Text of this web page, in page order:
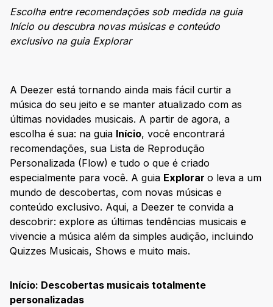
Escolha entre recomendações sob medida na guia
Início ou descubra novas músicas e conteúdo
exclusivo na guia Explorar
A Deezer está tornando ainda mais fácil curtir a
música do seu jeito e se manter atualizado com as
últimas novidades musicais. A partir de agora, a
escolha é sua: na guia Início, você encontrará
recomendações, sua Lista de Reprodução
Personalizada (Flow) e tudo o que é criado
especialmente para você. A guia Explorar o leva a um
mundo de descobertas, com novas músicas e
conteúdo exclusivo. Aqui, a Deezer te convida a
descobrir: explore as últimas tendências musicais e
vivencie a música além da simples audição, incluindo
Quizzes Musicais, Shows e muito mais.
Início: Descobertas musicais totalmente
personalizadas